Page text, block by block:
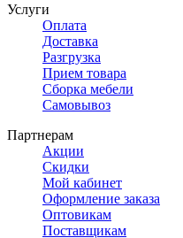
Услуги
Оплата
Доставка
Разгрузка
Прием товара
Сборка мебели
Самовывоз
Партнерам
Акции
Скидки
Мой кабинет
Оформление заказа
Оптовикам
Поставщикам